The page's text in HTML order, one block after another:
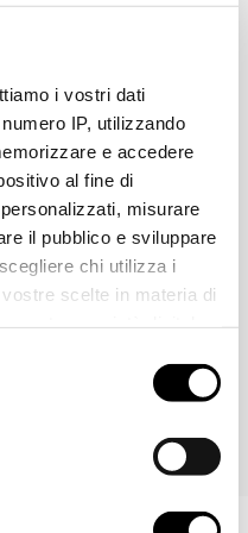
i vostri dati
IP, utilizzando
e accedere
al fine di
misurare
il pubblico e sviluppare
chi utilizza i
scelte in materia di
in qualsiasi
cookie o facendo clic
tua posizione
ulteriori contenuti di questo
di Fir Italia S.p.A.© e sono
quello commerciale, sono
autorizzazione di Fir Italia